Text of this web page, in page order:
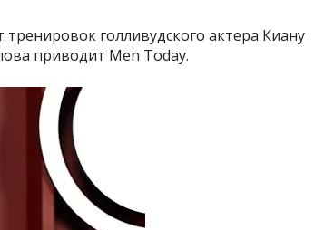
голливудского актера Киану
приводит Men Today.